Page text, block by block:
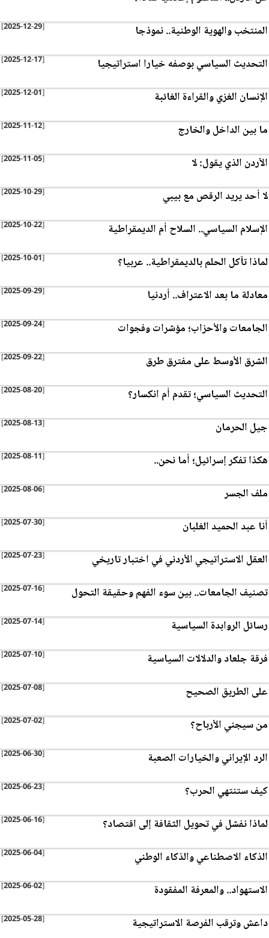
[2025-12-29] المنتخب والهوية الوطنية.. نموذجا
[2025-12-17] التحديث السياسي بوصفه خيارا استراتيجيا
[2025-12-01] الإنسان الغزي والقراءة الغائبة
[2025-11-12] ما بين الداخل والخارج
[2025-11-05] الأردن الذي يقول: لا
[2025-10-29] لا أحد يريد الرقص مع بيبي
[2025-10-22] الإسلام السياسي.. السلاح أم الديمقراطية
[2025-10-01] لماذا تآكل الحلم بالديمقراطية.. عربيا؟
[2025-09-29] معادلة ما بعد الاعتراف.. أردنيا
[2025-09-24] الجامعات والأحزاب؛ مؤشرات وفجوات
[2025-09-22] الشرق الأوسط على مفترق طرق
[2025-08-20] التحديث السياسي؛ تقدم أم انكسار؟
[2025-08-13] جيل الحرمان
[2025-08-11] هكذا تفكر إسرائيل؛ أما نحن..
[2025-08-06] ملف الجسر
[2025-07-30] أنا عبد الحميد الغلبان
[2025-07-23] العقل الاستراتيجي الأردني في اختبار تاريخي
[2025-07-16] تصنيف الجامعات.. بين سوء الفهم وحقيقة التحول
[2025-07-14] رسائل الروابدة السياسية
[2025-07-10] فرقة جلعاد والدلالات السياسية
[2025-07-08] على الطريق الصحيح
[2025-07-02] من سيجني الأرباح؟
[2025-06-30] الرد الإيراني والخيارات الصعبة
[2025-06-23] كيف ستنتهي الحرب؟
[2025-06-16] لماذا نفشل في تحويل الثقافة إلى اقتصاد؟
[2025-06-04] الذكاء الاصطناعي والذكاء الوطني
[2025-06-02] الاستهواد.. والمعرفة المفقودة
[2025-05-28] داعش وترقب الفرصة الاستراتيجية